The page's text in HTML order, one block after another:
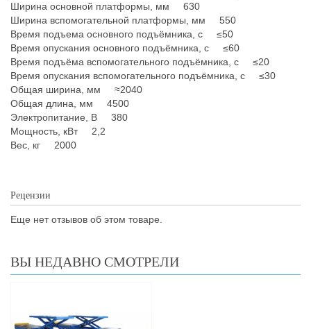
Ширина основной платформы, мм 630
Ширина вспомогательной платформы, мм 550
Время подъема основного подъёмника, с ≤50
Время опускания основного подъёмника, с ≤60
Время подъёма вспомогательного подъёмника, с ≤20
Время опускания вспомогательного подъёмника, с ≤30
Общая ширина, мм ≈2040
Общая длина, мм 4500
Электропитание, В 380
Мощность, кВт 2,2
Вес, кг 2000
Рецензии
Еще нет отзывов об этом товаре.
ВЫ НЕДАВНО СМОТРЕЛИ